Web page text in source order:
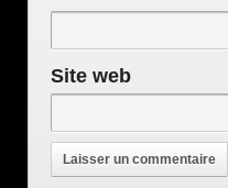
Site web